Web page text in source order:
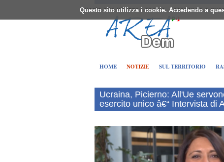
Questo sito utilizza i cookie. Accedendo a
HOME NOTIZIE SUL TERRITORIO
Ucraina, Picierno: All'Ue
esercito unico â€“ Intervista di